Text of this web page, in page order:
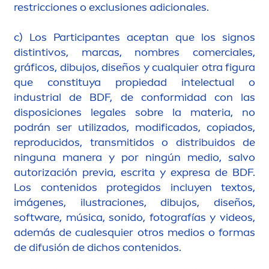
restricciones o exclusiones adicionales.
c) Los Participantes aceptan que los signos
distintivos, marcas, nombres comerciales,
gráficos, dibujos, diseños y cualquier otra figura
que constituya propiedad intelectual o
industrial de BDF, de conformidad con las
disposiciones legales sobre la materia, no
podrán ser utilizados, modificados, copiados,
reproducidos, transmitidos o distribuidos de
ninguna manera y por ningún medio, salvo
autorización previa, escrita y expresa de BDF.
Los contenidos protegidos incluyen textos,
imágenes, ilustraciones, dibujos, diseños,
software, música, sonido, fotografías y videos,
además de cualesquier otros medios o formas
de difusión de dichos contenidos.